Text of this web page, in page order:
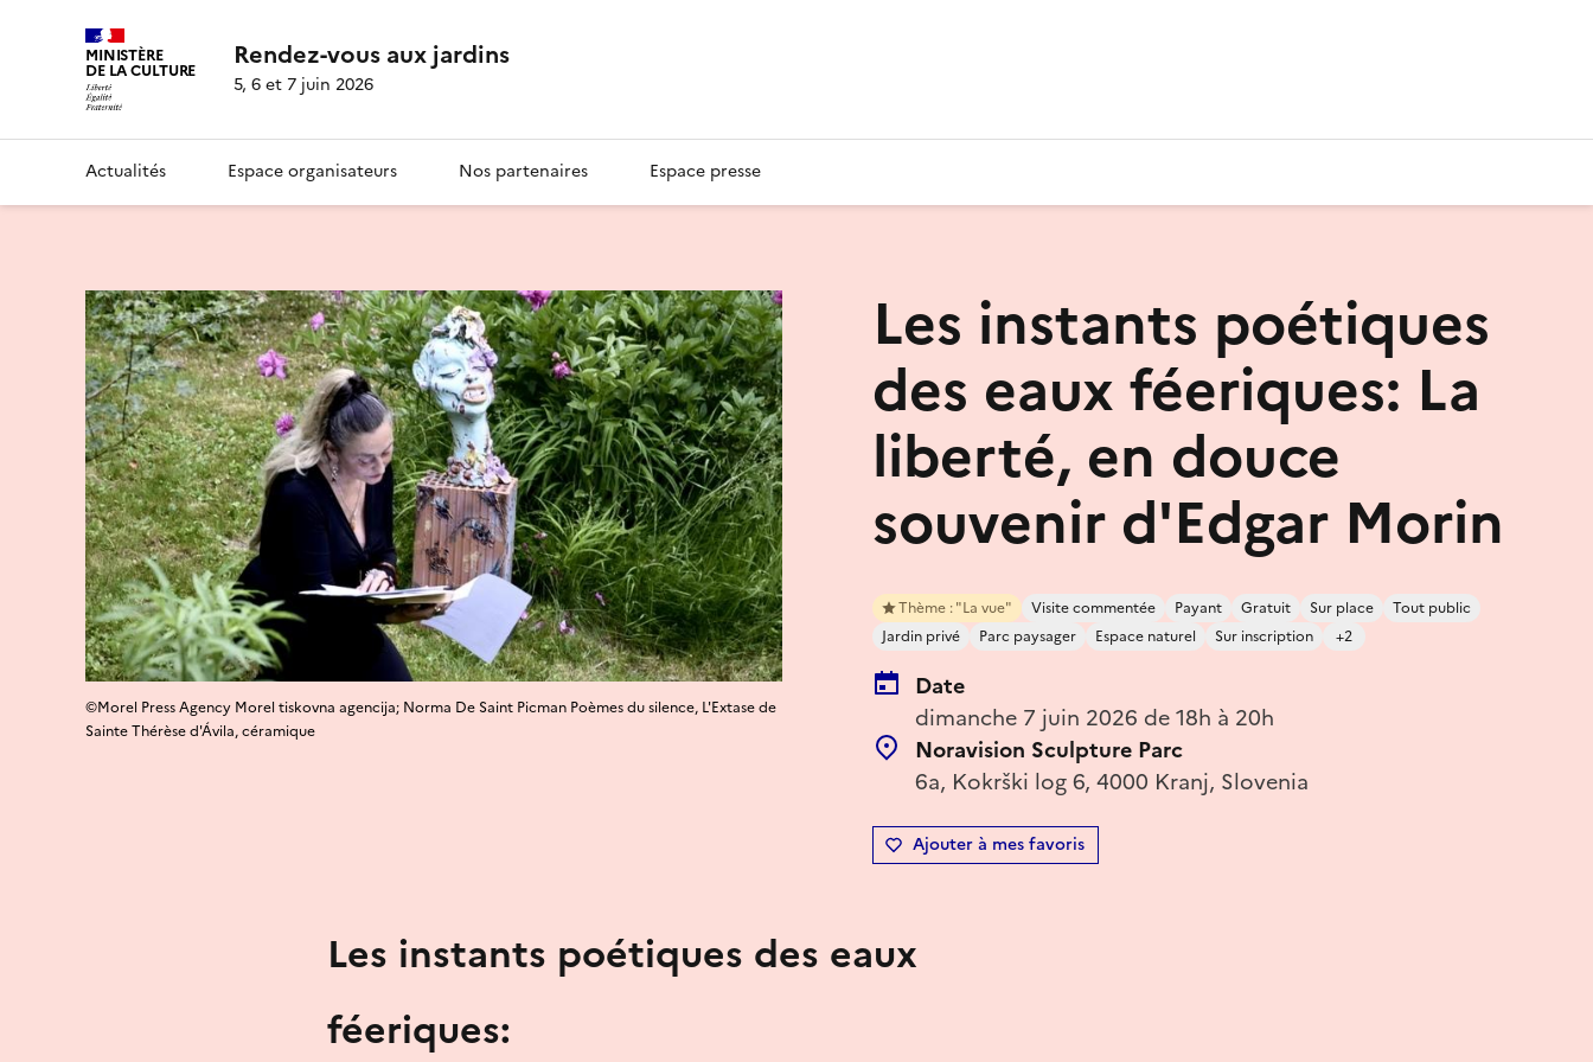
MINISTÈRE
DE LA CULTURE Rendez-vous aux jardins
5, 6 et 7 juin 2026
Actualités Espace organisateurs Nos partenaires Espace presse
Les instants poétiques
des eaux féeriques: La
liberté, en douce
souvenir d'Edgar Morin
Thème : "La vue" Visite commentée Payant Gratuit Sur place
Tout public
Jardin privé
Parc paysager Espace naturel Sur inscription +2
Date
dimanche 7 juin 2026 de 18h à 20h
Noravision Sculpture Parc
6a, Kokrški log 6, 4000 Kranj, Slovenia
Ajouter à mes favoris
©Morel Press Agency Morel tiskovna agencija; Norma De Saint Picman Poèmes du silence, L'Extase de
Sainte Thérèse d'Ávila, céramique
Les instants poétiques des eaux
féeriques: